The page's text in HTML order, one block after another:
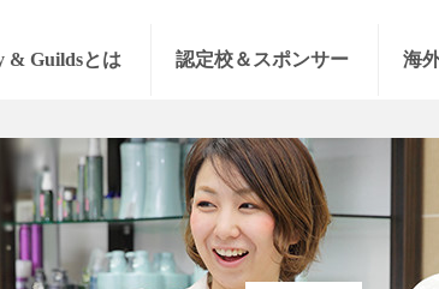
& Guildsとは 認定校＆スポンサー 海